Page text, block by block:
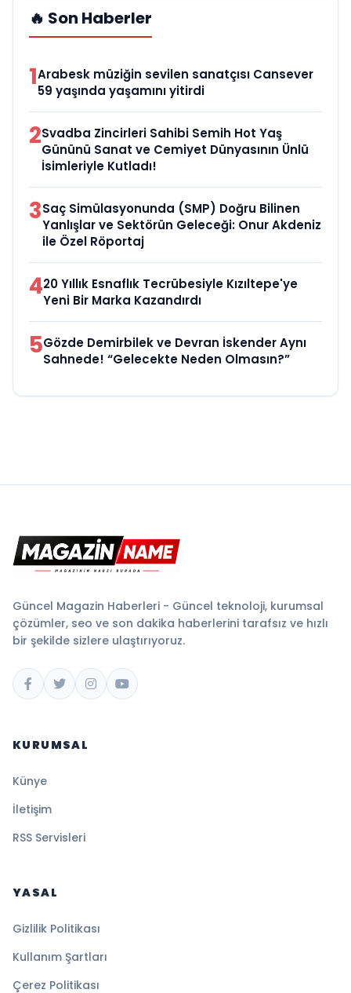
🔥 Son Haberler
1Arabesk müziğin sevilen sanatçısı Cansever
59 yaşında yaşamını yitirdi
2Svadba Zincirleri Sahibi Semih Hot Yaş
Gününü Sanat ve Cemiyet Dünyasının Ünlü
İsimleriyle Kutladı!
3Saç Simülasyonunda (SMP) Doğru Bilinen
Yanlışlar ve Sektörün Geleceği: Onur Akdeniz
ile Özel Röportaj
420 Yıllık Esnaflık Tecrübesiyle Kızıltepe'ye
Yeni Bir Marka Kazandırdı
5Gözde Demirbilek ve Devran İskender Aynı
Sahnede! “Gelecekte Neden Olmasın?”
Güncel Magazin Haberleri - Güncel teknoloji, kurumsal
çözümler, seo ve son dakika haberlerini tarafsız ve hızlı
bir şekilde sizlere ulaştırıyoruz.
KURUMSAL
Künye
İletişim
RSS Servisleri
YASAL
Gizlilik Politikası
Kullanım Şartları
Çerez Politikası